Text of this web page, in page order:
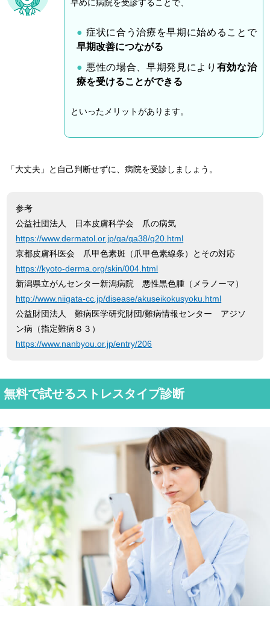
早めに病院を受診することで、
症状に合う治療を早期に始めることで
早期改善につながる
悪性の場合、早期発見により 有効な治
療を受けることができる
といったメリットがあります。
「大丈夫」と自己判断せずに、病院を受診しましょう。
参考
公益社団法人 日本皮膚科学会 爪の病気
https://www.dermatol.or.jp/qa/qa38/q20.html
京都皮膚科医会 爪甲色素斑（爪甲色素線条）とその対応
https://kyoto-derma.org/skin/004.html
新潟県立がんセンター新潟病院 悪性黒色腫（メラノーマ）
http://www.niigata-cc.jp/disease/akuseikokusyoku.html
公益財団法人 難病医学研究財団/難病情報センター アジソ
ン病（指定難病８３）
https://www.nanbyou.or.jp/entry/206
無料で試せるストレスタイプ診断